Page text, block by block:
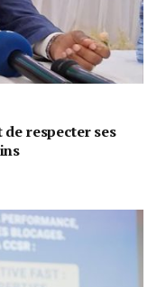
respecter ses